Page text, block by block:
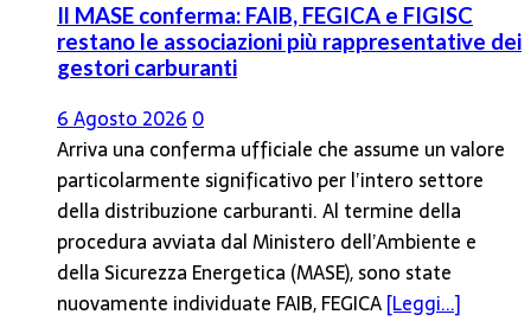
Il MASE conferma: FAIB, FEGICA e FIGISC
restano le associazioni più rappresentative dei
gestori carburanti
6 Agosto 2026 0
Arriva una conferma ufficiale che assume un valore
particolarmente significativo per l’intero settore
della distribuzione carburanti. Al termine della
procedura avviata dal Ministero dell’Ambiente e
della Sicurezza Energetica (MASE), sono state
nuovamente individuate FAIB, FEGICA[Leggi...]